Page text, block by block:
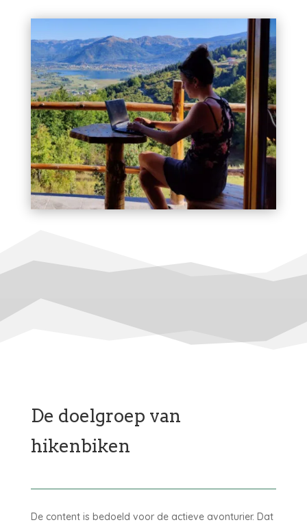
De doelgroep van
hikenbiken
De content is bedoeld voor de actieve avonturier. Dat